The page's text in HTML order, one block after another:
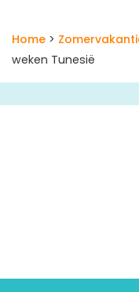
Home >
weken Tunesië